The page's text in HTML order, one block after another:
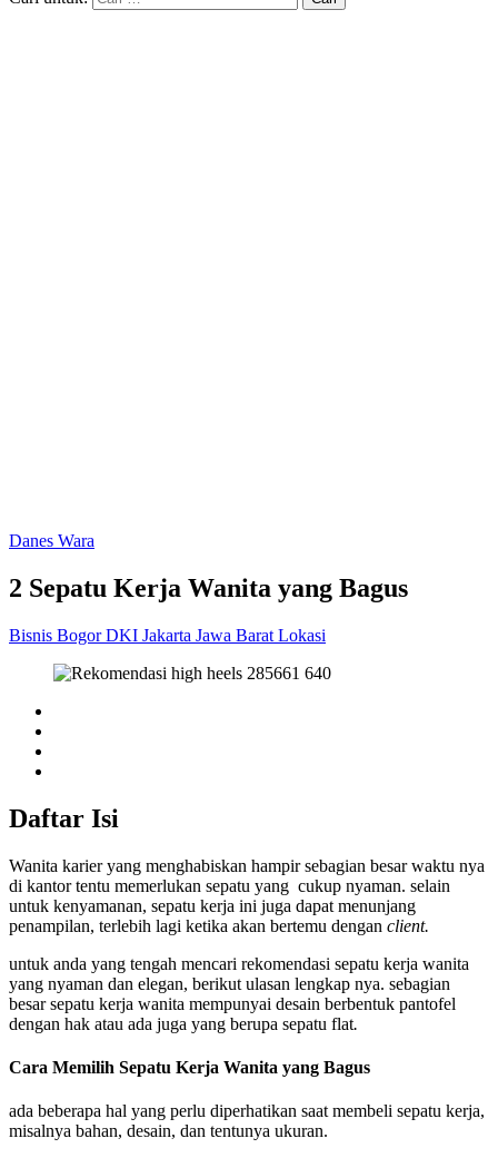
Danes Wara
2 Sepatu Kerja Wanita yang Bagus
Bisnis BogorDKI Jakarta Jawa Barat Lokasi
Daftar Isi
Wanita karier yang menghabiskan hampir sebagian besar waktu nya
di kantor tentu memerlukan sepatu yang cukup nyaman. selain
untuk kenyamanan, sepatu kerja ini juga dapat menunjang
penampilan, terlebih lagi ketika akan bertemu dengan client.
untuk anda yang tengah mencari rekomendasi sepatu kerja wanita
yang nyaman dan elegan, berikut ulasan lengkap nya. sebagian
besar sepatu kerja wanita mempunyai desain berbentuk pantofel
dengan hak atau ada juga yang berupa sepatu flat.
Cara Memilih Sepatu Kerja Wanita yang Bagus
ada beberapa hal yang perlu diperhatikan saat membeli sepatu kerja,
misalnya bahan, desain, dan tentunya ukuran.